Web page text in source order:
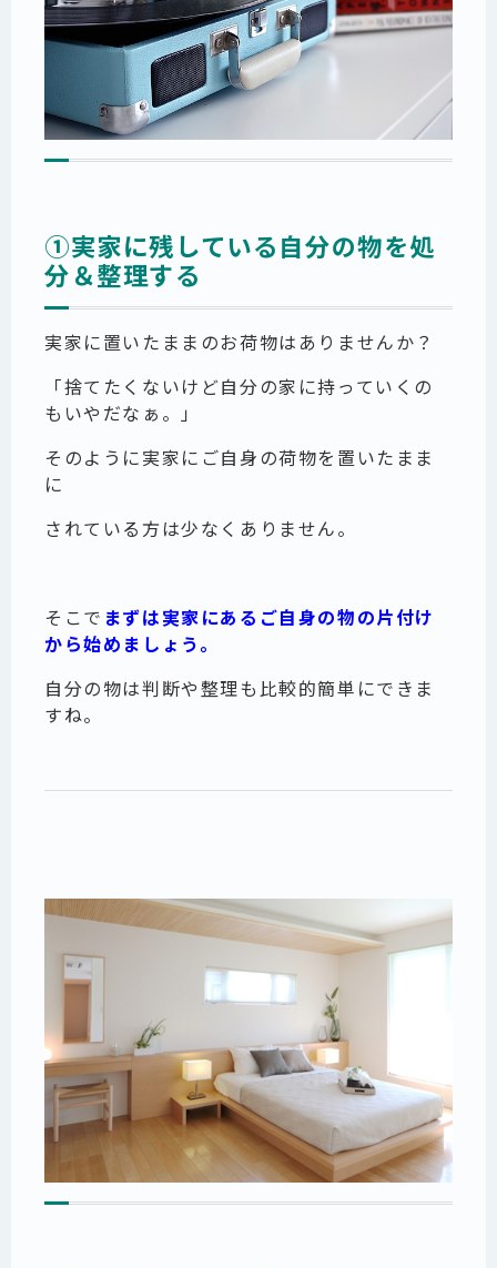
①実家に残している自分の物を処
分＆整理する
実家に置いたままのお荷物はありませんか？
「捨てたくないけど自分の家に持っていくの
もいやだなぁ。」
そのように実家にご自身の荷物を置いたまま
に
されている方は少なくありません。
そこで まずは実家にあるご自身の物の片付け
から始めましょう。
自分の物は判断や整理も比較的簡単にできま
すね。